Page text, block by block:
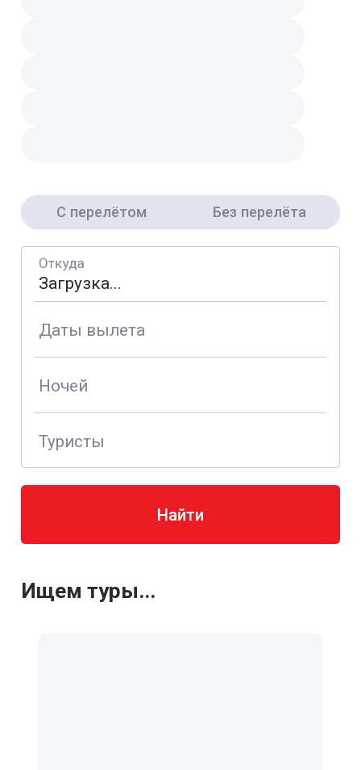
С перелётом Без перелёта
Откуда
Даты вылета
Ночей
Туристы
Найти
Ищем туры...